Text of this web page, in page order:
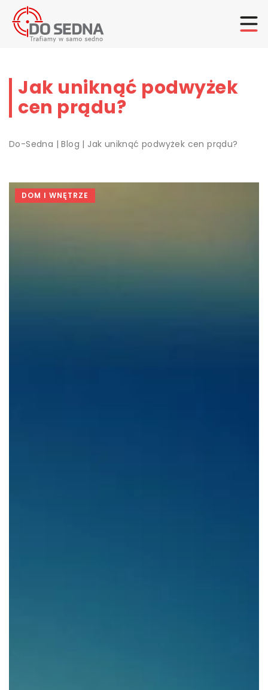
Jak uniknąć podwyżek
cen prądu?
Do-Sedna |Blog | Jak uniknąć podwyżek cen prądu?
DOM I WNĘTRZE